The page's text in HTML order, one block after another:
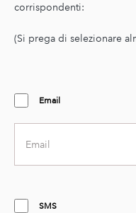
corrispondenti:
(Si prega di selezionare
Email
Email
SMS